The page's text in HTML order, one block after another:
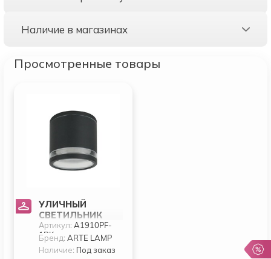
Наличие в магазинах
Просмотренные товары
УЛИЧНЫЙ
СВЕТИЛЬНИК
ARTE LAMP NUNKI
A1910PF-1BK
Артикул:A1910PF-
1BK
Бренд:ARTE LAMP
Наличие: Под заказ